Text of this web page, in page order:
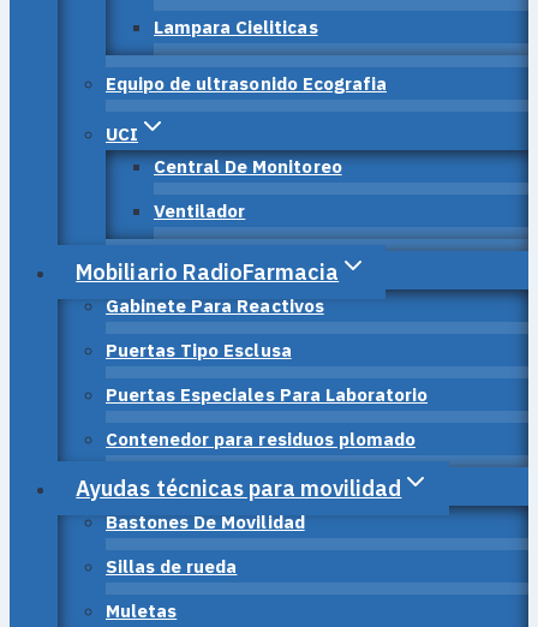
Lampara Cieliticas
Equipo de ultrasonido Ecografia
UCI
Central De Monitoreo
Ventilador
Mobiliario RadioFarmacia
Gabinete Para Reactivos
Puertas Tipo Esclusa
Puertas Especiales Para Laboratorio
Contenedor para residuos plomado
Ayudas técnicas para movilidad
Bastones De Movilidad
Sillas de rueda
Muletas